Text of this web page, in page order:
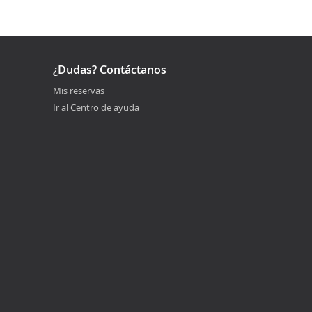
¿Dudas? Contáctanos
Mis reservas
Ir al Centro de ayuda